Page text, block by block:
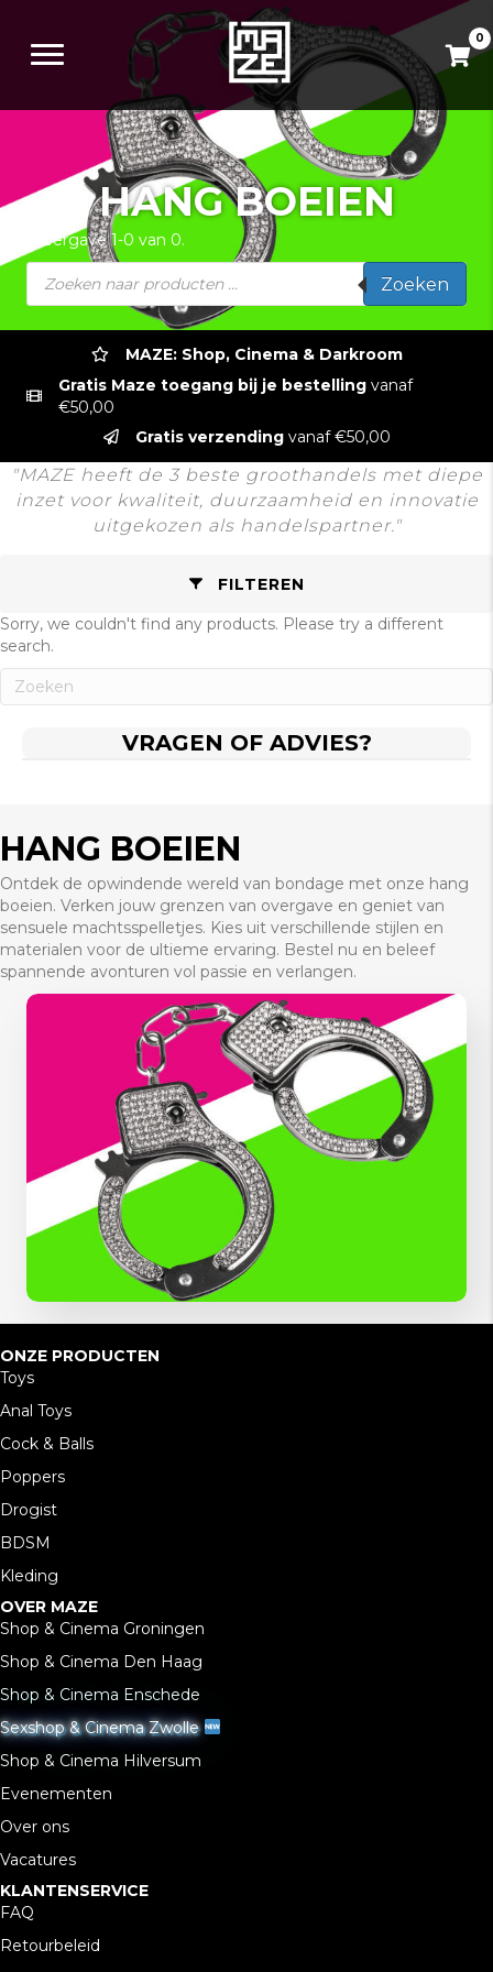
0
HANG BOEIEN
Weergave 1-0 van 0.
Producten
zoeken Zoeken
MAZE: Shop, Cinema & Darkroom
Gratis Maze toegang bij je bestelling vanaf
€50,00
Gratis verzendingvanaf €50,00
VRAGEN OF ADVIES?
"MAZE heeft de 3 beste groothandels met diepe
inzet voor kwaliteit, duurzaamheid en innovatie
uitgekozen als handelspartner."
FILTEREN
Sorry, we couldn't find any products. Please try a different
search.
HANG BOEIEN
Ontdek de opwindende wereld van bondage met onze hang
boeien. Verken jouw grenzen van overgave en geniet van
sensuele machtsspelletjes. Kies uit verschillende stijlen en
materialen voor de ultieme ervaring. Bestel nu en beleef
spannende avonturen vol passie en verlangen.
ONZE PRODUCTEN
Toys
Anal Toys
Cock & Balls
Poppers
Drogist
BDSM
Kleding
OVER MAZE
Shop & Cinema Groningen
Shop & Cinema Den Haag
Shop & Cinema Enschede
Sexshop & Cinema Zwolle
Shop & Cinema Hilversum
Evenementen
Over ons
Vacatures
KLANTENSERVICE
FAQ
Retourbeleid